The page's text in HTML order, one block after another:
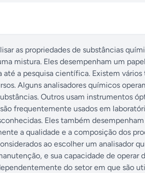
as propriedades de substâncias
mistura. Eles desempenham um
a pesquisa científica. Existem
Alguns analisadores químicos
Outros usam instrumentos
frequentemente usados em
Eles também
a qualidade e a composição dos
ao escolher um analisador
e sua capacidade de operar
do setor em que são